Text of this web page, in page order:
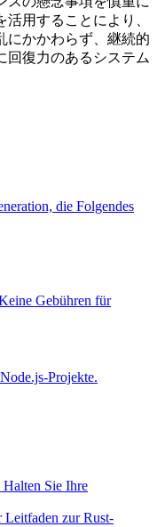
用することにより、
にかかわらず、継続的
回復力のあるシステム
die Folgendes
Gebühren für
Projekte.
Sie Ihre
Leitfaden zur Rust-